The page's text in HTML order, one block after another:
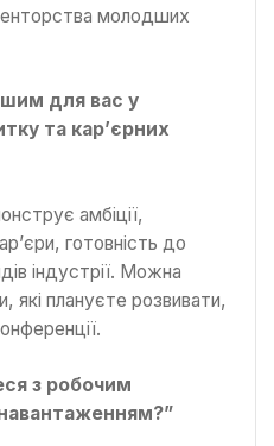
молодших
для вас у
та кар’єрних
амбіції,
готовність до
індустрії. Можна
які плануєте розвивати,
з робочим